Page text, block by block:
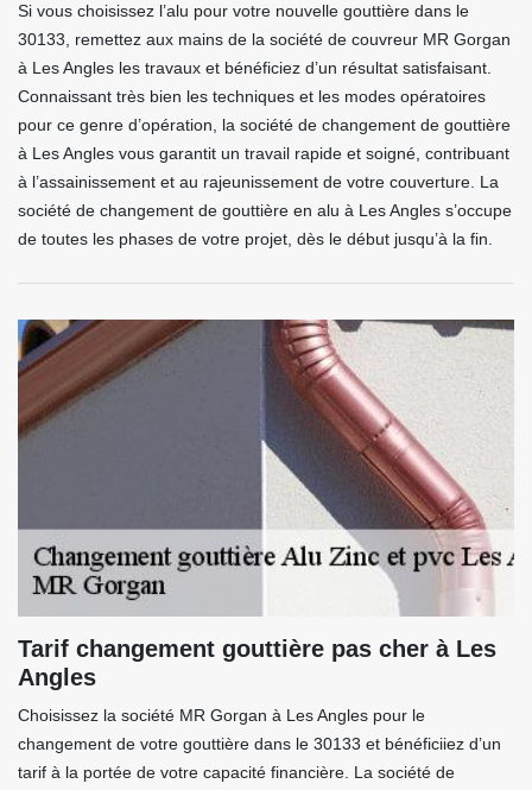
Si vous choisissez l’alu pour votre nouvelle gouttière dans le
30133, remettez aux mains de la société de couvreur MR Gorgan
à Les Angles les travaux et bénéficiez d’un résultat satisfaisant.
Connaissant très bien les techniques et les modes opératoires
pour ce genre d’opération, la société de changement de gouttière
à Les Angles vous garantit un travail rapide et soigné, contribuant
à l’assainissement et au rajeunissement de votre couverture. La
société de changement de gouttière en alu à Les Angles s’occupe
de toutes les phases de votre projet, dès le début jusqu’à la fin.
Tarif changement gouttière pas cher à Les
Angles
Choisissez la société MR Gorgan à Les Angles pour le
changement de votre gouttière dans le 30133 et bénéficiiez d’un
tarif à la portée de votre capacité financière. La société de